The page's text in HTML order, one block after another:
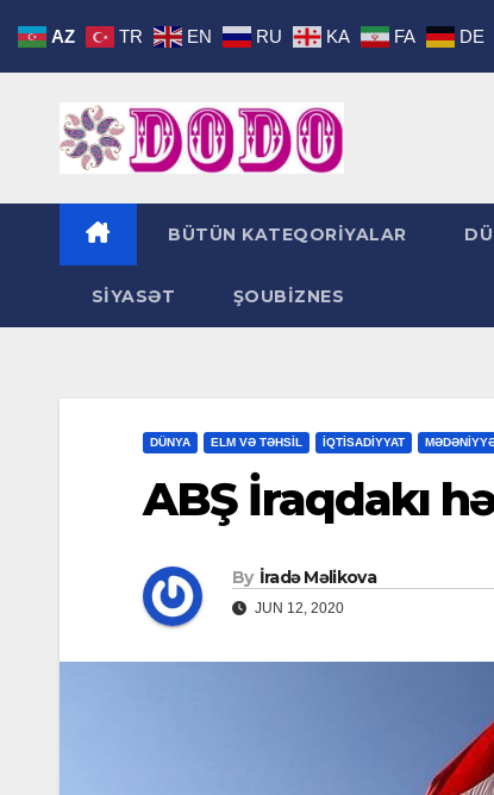
BÜTÜN KATEQORİYALAR
SİYASƏT ŞOUBİZNES
DÜNYA ELM VƏ TƏHSİL İQTİSADİYYAT
ABŞ İraqdakı
By İradə Məlikova
JUN 12, 2020
AZ TR EN RU KA FA DE